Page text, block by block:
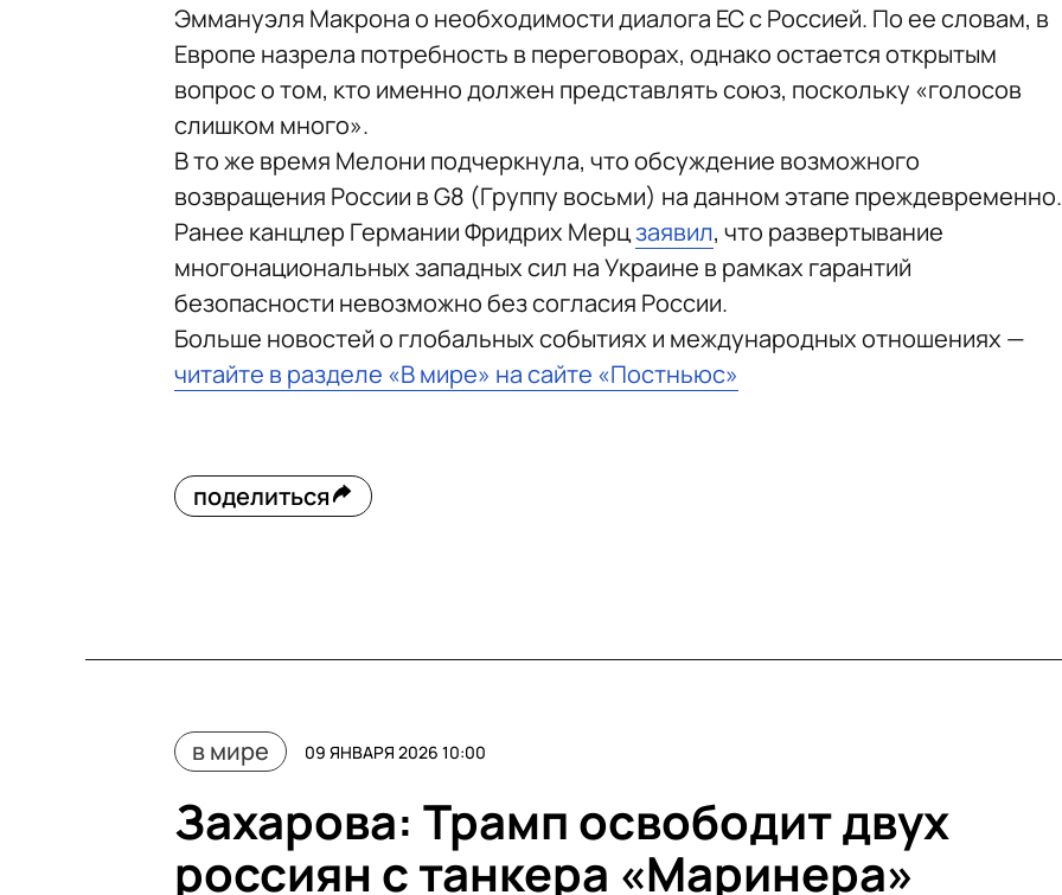
Эммануэля Макрона о необходимости диалога ЕС с Россией. По ее словам, в
Европе назрела потребность в переговорах, однако остается открытым
вопрос о том, кто именно должен представлять союз, поскольку «голосов
слишком много».
В то же время Мелони подчеркнула, что обсуждение возможного
возвращения России в G8 (Группу восьми) на данном этапе преждевременно.
Ранее канцлер Германии Фридрих Мерцзаявил, что развертывание
многонациональных западных сил на Украине в рамках гарантий
безопасности невозможно без согласия России.
Больше новостей о глобальных событиях и международных отношениях —
читайте в разделе «В мире» на сайте «Постньюс»
поделиться
в мире 09 ЯНВАРЯ 2026 10:00
Захарова: Трамп освободит двух
россиян с танкера «Маринера»